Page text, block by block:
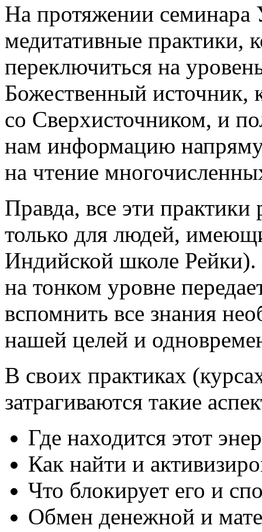
На протяжении семинара
медитативные практики,
переключиться на
Божественный источник,
со Сверхисточником, и
нам информацию
на чтение
Правда, все эти
только для людей,
Индийской школе
на тонком уровне
вспомнить все знания
нашей целей и
В своих практиках
затрагиваются такие
Где находится этот
Как найти и
Что блокирует его и
Обмен денежной и